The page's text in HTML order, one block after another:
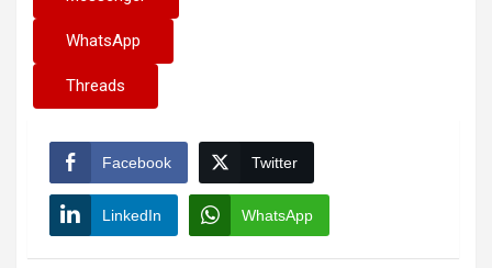
WhatsApp
Threads
Facebook Twitter
LinkedIn WhatsApp